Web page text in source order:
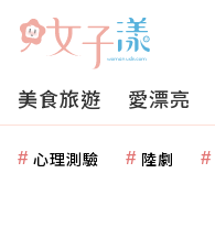
美食旅遊 愛漂亮
心理測驗 陸劇